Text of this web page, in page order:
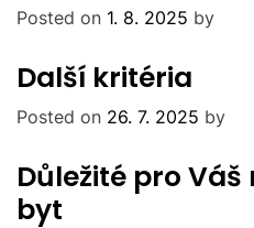
Posted on 1. 8. 2025 by
Další kritéria
Posted on 26. 7. 2025 by
Důležité pro
byt